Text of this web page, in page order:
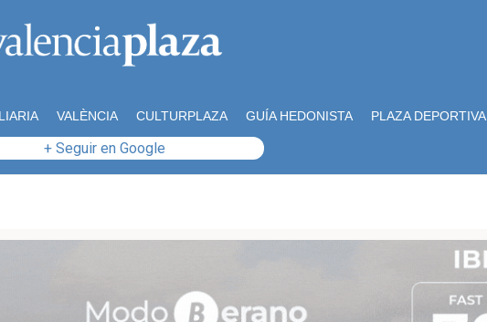
VALÈNCIA CULTURPLAZA GUÍA HEDONISTA PLAZA DEPORTIVA
+ Seguir en Google